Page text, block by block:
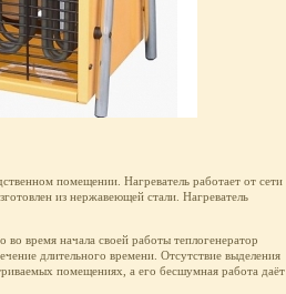
помещении. Нагреватель работает от сети
из нержавеющей стали. Нагреватель
время начала своей работы теплогенератор
длительного времени. Отсутствие выделения
помещениях, а его бесшумная работа даёт